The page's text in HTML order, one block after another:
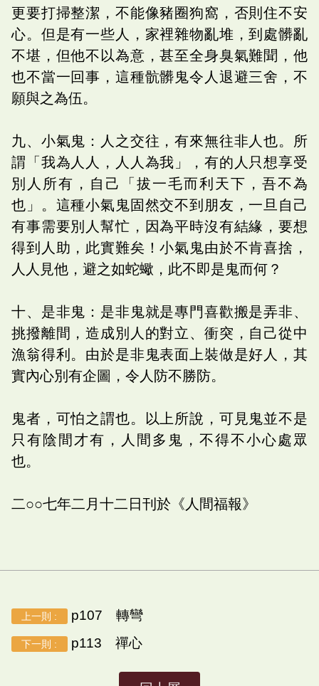
更要打掃整潔，不能像豬圈狗窩，否則住不安
心。但是有一些人，家裡雜物亂堆，到處髒亂
不堪，但他不以為意，甚至全身臭氣難聞，他
也不當一回事，這種骯髒鬼令人退避三舍，不
願與之為伍。
九、小氣鬼：人之交往，有來無往非人也。所
謂「我為人人，人人為我」，有的人只想享受
別人所有，自己「拔一毛而利天下，吾不為
也」。這種小氣鬼固然交不到朋友，一旦自己
有事需要別人幫忙，因為平時沒有結緣，要想
得到人助，此實難矣！小氣鬼由於不肯喜捨，
人人見他，避之如蛇蠍，此不即是鬼而何？
十、是非鬼：是非鬼就是專門喜歡搬是弄非、
挑撥離間，造成別人的對立、衝突，自己從中
漁翁得利。由於是非鬼表面上裝做是好人，其
實內心別有企圖，令人防不勝防。
鬼者，可怕之謂也。以上所說，可見鬼並不是
只有陰間才有，人間多鬼，不得不小心處眾
也。
二○○七年二月十二日刊於《人間福報》
上一則 : p107 轉彎
下一則 : p113 禪心